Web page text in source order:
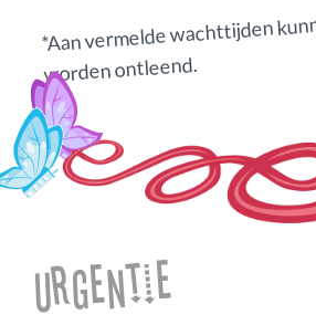
*Aan vermelde wachttijden
worden ontleend.
Urgentie